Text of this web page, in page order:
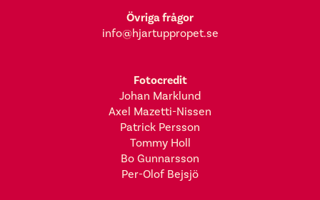
Övriga frågor
info@hjartuppropet.se
Fotocredit
Johan Marklund
Axel Mazetti-Nissen
Patrick Persson
Tommy Holl
Bo Gunnarsson
Per-Olof Bejsjö